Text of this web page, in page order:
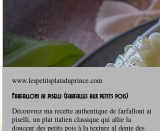
www.lespetitsplatsduprince.com
Farfalloni ai piselli (farfalles aux petits pois)
Découvrez ma recette authentique de farfalloni ai
piselli, un plat italien classique qui allie la
douceur des petits pois à la texture al dente des